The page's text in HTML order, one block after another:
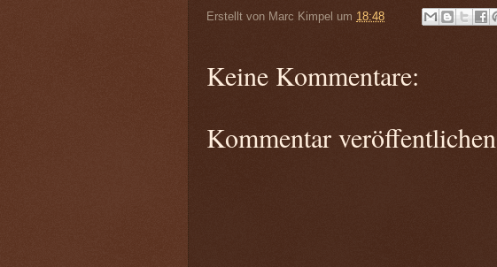
Erstellt von Marc Kimpel um 18:48
Keine Kommentare:
Kommentar veröffentlichen